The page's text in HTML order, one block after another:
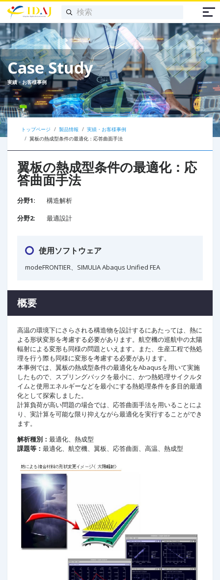
Case Study
実績・お客様事例
トップページ 製品情報
実績・お客様事例
翼板の熱成型条件の最適化：応答曲面手法
翼板の熱成型条件の最適化：応
答曲面手法
分野1:
構造解析
分野2:
最適設計
使用ソフトウェア
modeFRONTIER、SIMULIA Abaqus Unified FEA​
概要
高温の環境下にさらされる構造物を設計するにあたっては、熱に
よる形状変形を考慮する必要があります。航空機の巡航中の太陽
輻射による変形も同様の問題といえます。また、生産工程で熱処
理を行う際も同様に変形を考慮する必要があります。
本事例では、翼板の熱成型条件の最適化をAbaqusを用いて実施
したもので、スプリングバックを最小に、かつ熱処理サイクルタ
イムと使用エネルギーなどを最小にする熱処理条件を多目的最適
化として探索しました。
計算負荷が高い問題の場合では、応答曲面手法を用いることによ
り、実計算を可能な限り抑えながら最適化を実行することができ
ます。
解析種別： 最適化、熱成型
課題等： 最適化、航空機、翼板、応答曲面、高温、熱成型